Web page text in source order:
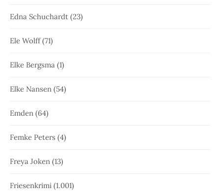
Edna Schuchardt (23)
Ele Wolff(71)
Elke Bergsma (1)
Elke Nansen (54)
Emden (64)
Femke Peters (4)
Freya Joken (13)
Friesenkrimi (1.001)